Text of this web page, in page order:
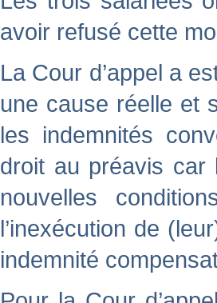
avoir refusé cette
La Cour d’appel a
une cause réelle et
les indemnités
droit au préavis
nouvelles
l’inexécution de
indemnité